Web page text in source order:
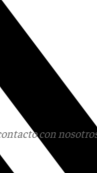
con